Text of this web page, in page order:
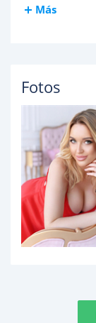
Más
Fotos